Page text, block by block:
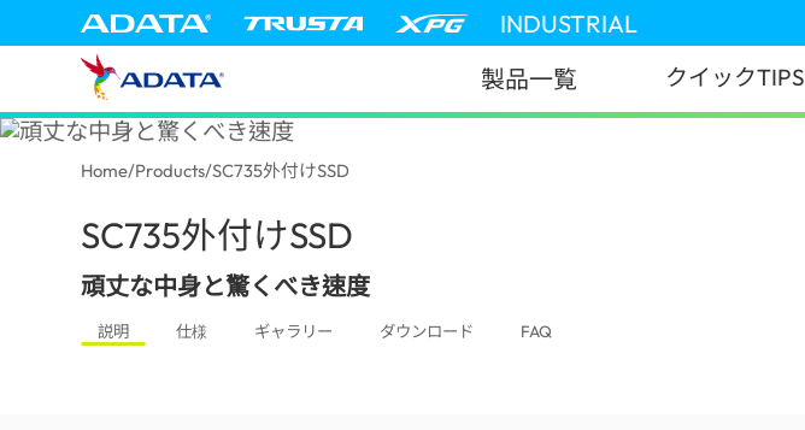
INDUSTRIAL
製品一覧 クイックTIPS
Home/Products/SC735外付けSSD
SC735外付けSSD
頑丈な中身と驚くべき速度
説明 仕様 ギャラリー ダウンロード FAQ